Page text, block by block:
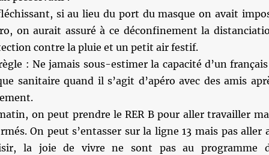
si au lieu du port du masque on avait
on aurait assuré à ce déconfinement la
contre la pluie et un petit air festif.
: Ne jamais sous-estimer la capacité d’un
sanitaire quand il s’agit d’apéro avec des amis
on peut prendre le RER B pour aller travailler
On peut s’entasser sur la ligne 13 mais pas aller
la joie de vivre ne sont pas au programme